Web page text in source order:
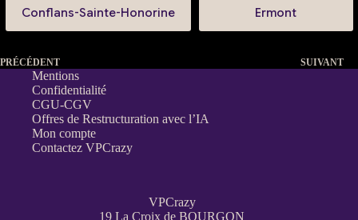
Conflans-Sainte-Honorine Ermont
PRÉCÉDENT SUIVANT
Mentions
Confidentialité
CGU-CGV
Offres de Restructuration avec l’IA
Mon compte
Contactez VPCrazy
VPCrazy
19 La Croix de BOURGON